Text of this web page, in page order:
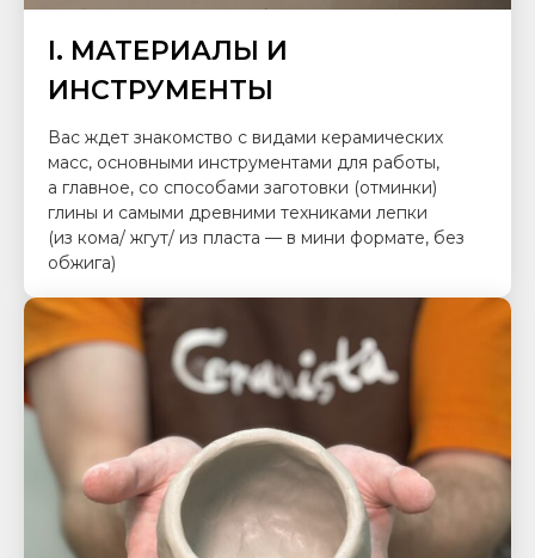
I. МАТЕРИАЛЫ И
ИНСТРУМЕНТЫ
Вас ждет знакомство с видами керамических
масс, основными инструментами для работы,
а главное, со способами заготовки (отминки)
глины и самыми древними техниками лепки
(из кома/ жгут/ из пласта — в мини формате, без
обжига)